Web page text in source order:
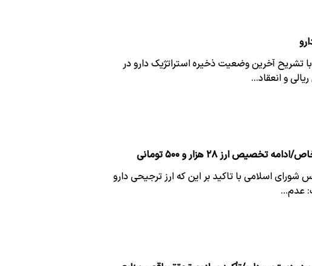
تشریح آخرین وضعیت ذخیره استراتژیک دارو در
و انعقاد…
ارز ۲۸ هزار و ۵۰۰ تومانی
اسلامی با تاکید بر این که ارز ترجیحی دارو
عدم…